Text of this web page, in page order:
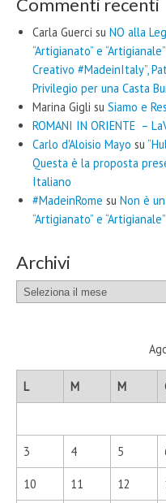
Commenti recenti
Carla Guerci su NO alla
“Artigianato” e
Creativo #MadeinItaly”,
Privilegio per una Casta
Marina Gigli su Siamo e
ROMANI IN ORIENTE –
Carlo d'Aloisio Mayo su
Questa è la proposta
Italiano
#MadeinRome su Non è
“Artigianato” e
Archivi
Archivi
L M M
3 4 5
10 11 12